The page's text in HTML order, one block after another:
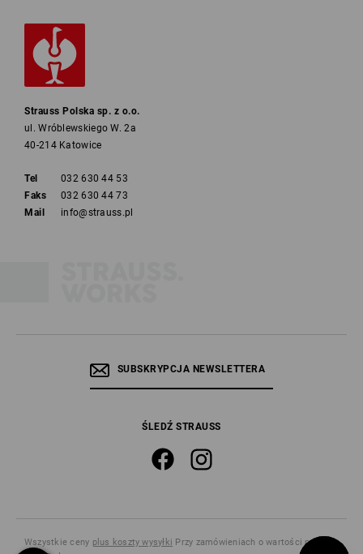
Strauss Polska sp. z o.o.
ul. Wróblewskiego W. 2a
40-214 Katowice
Tel
032 630 44 53
Faks
032 630 44 73
Mail
info@strauss.pl
SUBSKRYPCJA NEWSLETTERA
ŚLEDŹ STRAUSS
Wszystkie ceny plus koszty wysyłki Przy zamówieniach o wartości poniżej